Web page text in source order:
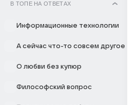
В ТОПЕ НА ОТВЕТАХ
Информационные технологии
А сейчас что-то совсем другое
О любви без купюр
Философский вопрос